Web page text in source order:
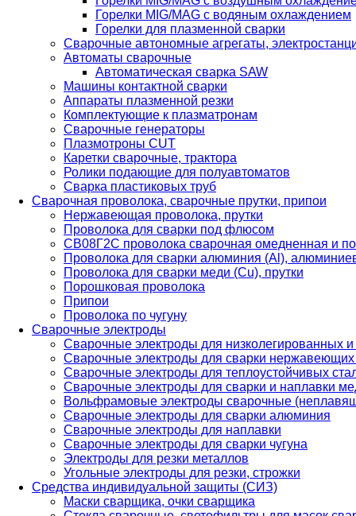
Горелки MIG/MAG с водяным охлаждением
Горелки для плазменной сварки
Сварочные автономные агрегаты,
Автоматы сварочные
Автоматическая сварка SAW
Машины контактной сварки
Аппараты плазменной резки
Комплектующие к плазматронам
Сварочные генераторы
Плазмотроны CUT
Каретки сварочные, трактора
Ролики подающие для полуавтоматов
Сварка пластиковых труб
Сварочная проволока, сварочные прутки, припои
Нержавеющая проволока, прутки
Проволока для сварки под флюсом
СВ08Г2С проволока сварочная омедненная и
Проволока для сварки алюминия (Al),
Проволока для сварки меди (Cu), прутки
Порошковая проволока
Припои
Проволока по чугуну
Сварочные электроды
Сварочные электроды для низколегированных и
Сварочные электроды для сварки
Сварочные электроды для теплоустойчивых
Сварочные электроды для сварки и наплавки
Вольфрамовые электроды сварочные
Сварочные электроды для сварки алюминия
Сварочные электроды для наплавки
Сварочные электроды для сварки чугуна
Электроды для резки металлов
Угольные электроды для резки, строжки
Средства индивидуальной защиты (СИЗ)
Маски сварщика, очки сварщика